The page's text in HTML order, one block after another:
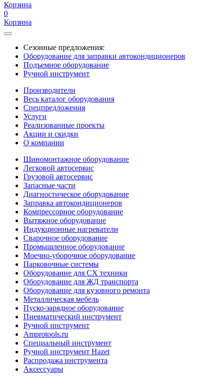
Корзина
0
Корзина
Сезонные предложения:
Оборудование для заправки автокондиционеров
Подъемное оборудование
Ручной инструмент
Производители
Весь каталог оборудования
Спецпредложения
Услуги
Реализованные проекты
Акции и скидки
О компании
Шиномонтажное оборудование
Легковой автосервис
Грузовой автосервис
Запасные части
Диагностическое оборудование
Заправка автокондиционеров
Компрессорное оборудование
Вытяжное оборудование
Индукционные нагреватели
Сварочное оборудование
Промышленное оборудование
Моечно-уборочное оборудование
Парковочные системы
Оборудование для СХ техники
Оборудование для ЖД транспорта
Оборудование для кузовного ремонта
Металлическая мебель
Пуско-зарядное оборудование
Пневматический инструмент
Ручной инструмент
Amprotools.ru
Специальный инструмент
Ручной инструмент Hazet
Распродажа инструмента
Аксессуары